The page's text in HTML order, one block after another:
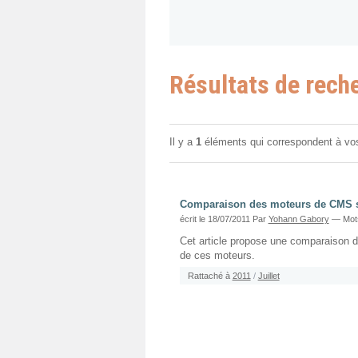
Résultats de
Il y a 1 éléments qui correspondent à
Comparaison des moteurs de CMS
écrit le 18/07/2011 Par Yohann Gabory —
Cet article propose une comparaison
de ces moteurs.
Rattaché à 2011 / Juillet